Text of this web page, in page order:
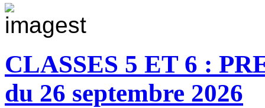
CLASSES 5 ET 6 :
du 26 septembre 2026